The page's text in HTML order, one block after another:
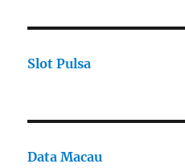
Slot Pulsa
Data Macau